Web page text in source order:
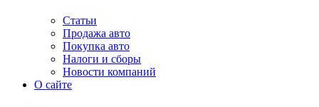
Статьи
Продажа авто
Покупка авто
Налоги и сборы
Новости компаний
О сайте